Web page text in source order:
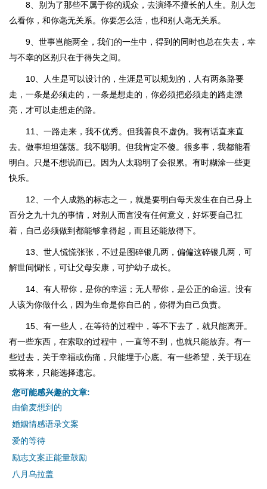
8、别为了那些不属于你的观众，去演绎不擅长的人生。别人怎
么看你，和你毫无关系。你要怎么活，也和别人毫无关系。
9、世事岂能两全，我们的一生中，得到的同时也总在失去，幸
与不幸的区别只在于得失之间。
10、人生是可以设计的，生涯是可以规划的，人有两条路要
走，一条是必须走的，一条是想走的，你必须把必须走的路走漂
亮，才可以走想走的路。
11、一路走来，我不优秀。但我善良不虚伪。我有话直来直
去。做事坦坦荡荡。我不聪明。但我肯定不傻。很多事，我都能看
明白。只是不想说而已。因为人太聪明了会很累。有时糊涂一些更
快乐。
12、一个人成熟的标志之一，就是要明白每天发生在自己身上
百分之九十九的事情，对别人而言没有任何意义，好坏要自己扛
着，自己必须做到都能够拿得起，而且还能放得下。
13、世人慌慌张张，不过是图碎银几两，偏偏这碎银几两，可
解世间惆怅，可让父母安康，可护幼子成长。
14、有人帮你，是你的幸运；无人帮你，是公正的命运。没有
人该为你做什么，因为生命是你自己的，你得为自己负责。
15、有一些人，在等待的过程中，等不下去了，就只能离开。
有一些东西，在索取的过程中，一直等不到，也就只能放弃。有一
些过去，关于幸福或伤痛，只能埋于心底。有一些希望，关于现在
或将来，只能选择遗忘。
您可能感兴趣的文章:
由偷麦想到的
婚姻情感语录文案
爱的等待
励志文案正能量鼓励
八月乌拉盖